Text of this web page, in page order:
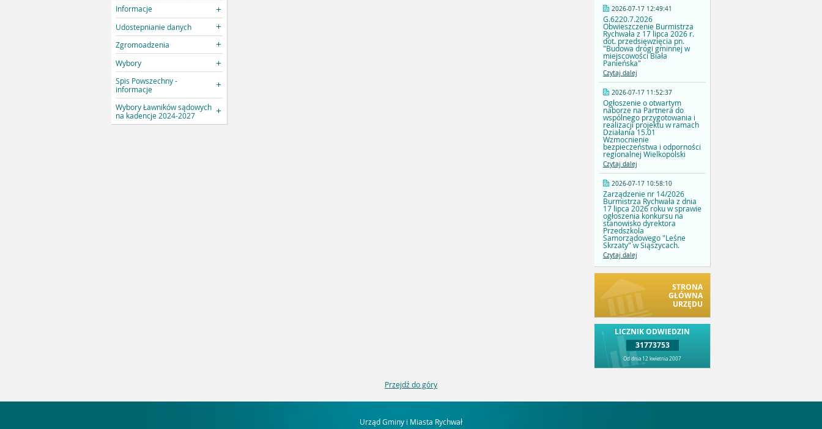
Informacje
Udostepnianie danych
Zgromoadzenia
Wybory
Spis Powszechny -
informacje
Wybory Ławników sądowych
na kadencje 2024-2027
2026-07-17 12:49:41
G.6220.7.2026
Obwieszczenie Burmistrza
Rychwała z 17 lipca 2026 r.
dot. przedsięwzięcia pn.
"Budowa drogi gminnej w
miejscowości Biała
Panieńska"
Czytaj dalej
2026-07-17 11:52:37
Ogłoszenie o otwartym
naborze na Partnera do
wspólnego przygotowania i
realizacji projektu w ramach
Działania 15.01
Wzmocnienie
bezpieczeństwa i odporności
regionalnej Wielkopolski
Czytaj dalej
2026-07-17 10:58:10
Zarządzenie nr 14/2026
Burmistrza Rychwała z dnia
17 lipca 2026 roku w sprawie
ogłoszenia konkursu na
stanowisko dyrektora
Przedszkola
Samorządowego "Leśne
Skrzaty" w Siąszycach.
Czytaj dalej
STRONA
GŁÓWNA
URZĘDU
LICZNIK ODWIEDZIN
31773753
Od dnia 12 kwietnia 2007
Przejdź do góry
Urząd Gminy i Miasta Rychwał